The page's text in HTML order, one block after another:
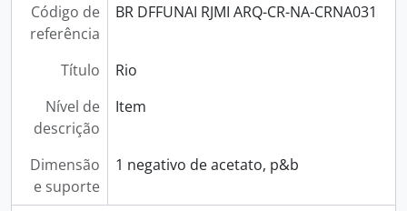
Código de
referência
BR DFFUNAI RJMI ARQ-CR-NA-CRNA031
Título
Rio
Nível de
descrição
Item
Dimensão
e suporte
1 negativo de acetato, p&b